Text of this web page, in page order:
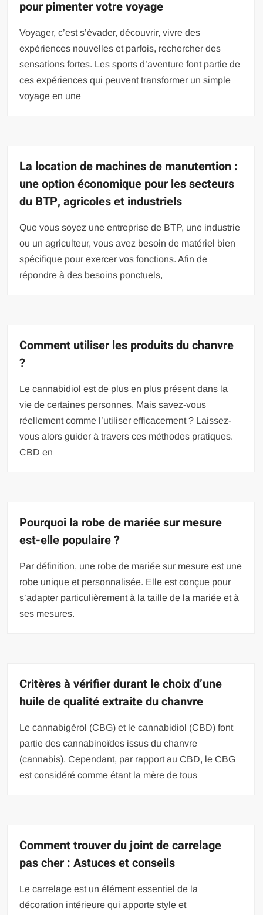
pour pimenter votre voyage
Voyager, c’est s’évader, découvrir, vivre des
expériences nouvelles et parfois, rechercher des
sensations fortes. Les sports d’aventure font partie de
ces expériences qui peuvent transformer un simple
voyage en une
La location de machines de manutention :
une option économique pour les secteurs
du BTP, agricoles et industriels
Que vous soyez une entreprise de BTP, une industrie
ou un agriculteur, vous avez besoin de matériel bien
spécifique pour exercer vos fonctions. Afin de
répondre à des besoins ponctuels,
Comment utiliser les produits du chanvre
?
Le cannabidiol est de plus en plus présent dans la
vie de certaines personnes. Mais savez-vous
réellement comme l’utiliser efficacement ? Laissez-
vous alors guider à travers ces méthodes pratiques.
CBD en
Pourquoi la robe de mariée sur mesure
est-elle populaire ?
Par définition, une robe de mariée sur mesure est une
robe unique et personnalisée. Elle est conçue pour
s’adapter particulièrement à la taille de la mariée et à
ses mesures.
Critères à vérifier durant le choix d’une
huile de qualité extraite du chanvre
Le cannabigérol (CBG) et le cannabidiol (CBD) font
partie des cannabinoïdes issus du chanvre
(cannabis). Cependant, par rapport au CBD, le CBG
est considéré comme étant la mère de tous
Comment trouver du joint de carrelage
pas cher : Astuces et conseils
Le carrelage est un élément essentiel de la
décoration intérieure qui apporte style et